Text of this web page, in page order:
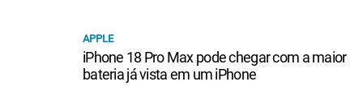
APPLE
iPhone 18 Pro Max pode chegar com a maior
bateria já vista em um iPhone